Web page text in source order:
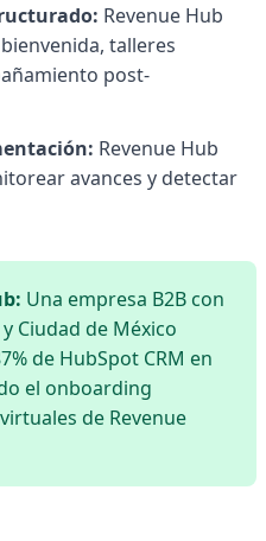
Revenue Hub
talleres
post-
Revenue Hub
avances y detectar
Una empresa B2B con
Ciudad de México
de HubSpot CRM en
el onboarding
de Revenue